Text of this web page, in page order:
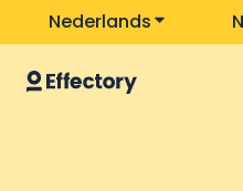
Nederlands